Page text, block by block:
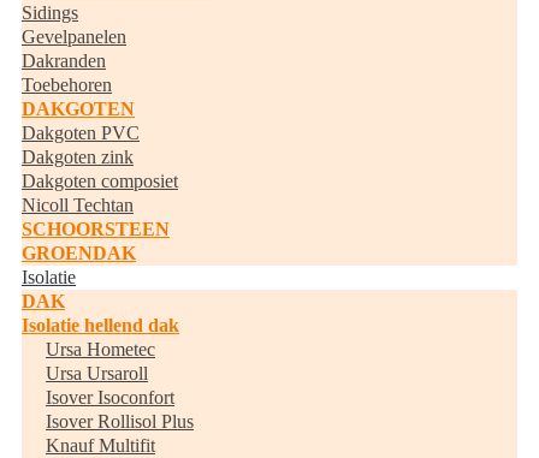
Sidings
Gevelpanelen
Dakranden
Toebehoren
DAKGOTEN
Dakgoten PVC
Dakgoten zink
Dakgoten composiet
Nicoll Techtan
SCHOORSTEEN
GROENDAK
Isolatie
DAK
Isolatie hellend dak
Ursa Hometec
Ursa Ursaroll
Isover Isoconfort
Isover Rollisol Plus
Knauf Multifit